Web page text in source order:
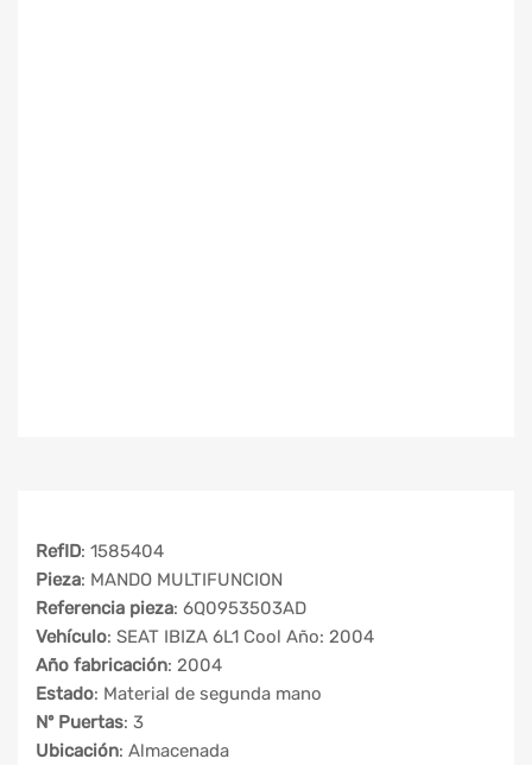
RefID: 1585404
Pieza: MANDO MULTIFUNCION
Referencia pieza: 6Q0953503AD
Vehículo: SEAT IBIZA 6L1 Cool Año: 2004
Año fabricación: 2004
Estado: Material de segunda mano
Nº Puertas: 3
Ubicación: Almacenada